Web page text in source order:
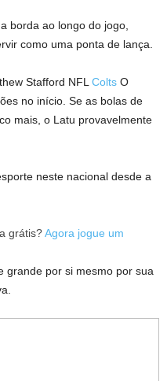
borda ao longo do jogo,
como uma ponta de lança.
Stafford NFL Colts O
no início. Se as bolas de
mais, o Latu provavelmente
neste nacional desde a
grátis?Agora jogue um
grande por si mesmo por sua